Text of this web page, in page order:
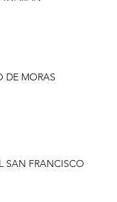
DE MORAS
SAN FRANCISCO